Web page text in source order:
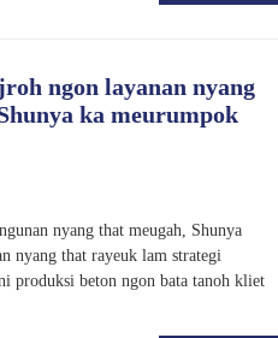
ngon layanan nyang
ka meurumpok
nyang that meugah, Shunya
nyang that rayeuk lam strategi
produksi beton ngon bata tanoh kliet